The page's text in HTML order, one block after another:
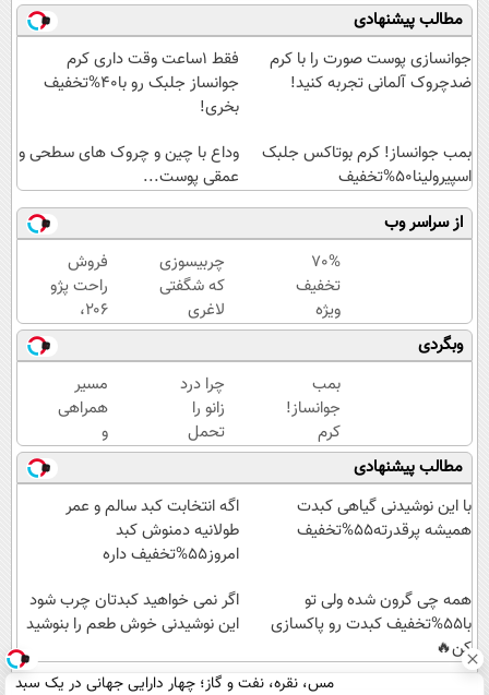
مطالب پیشنهادی
جوانسازی پوست صورت را با کرم
ضدچروک آلمانی تجربه کنید!
فقط 1ساعت وقت داری کرم
جوانساز جلبک رو با40%تخفیف
بخری!
بمب جوانساز! کرم بوتاکس جلبک
اسپیرولینا50%تخفیف
وداع با چین و چروک های سطحی و
عمقی پوست...
از سراسر وب
70%
تخفیف
ویژه
جین
وست
+
خرید
در4
قسطه
چربیسوزی
که شگفتی
لاغری
آسان را
رقم زد!
فروش
راحت پژو
۲۰6،
بدون
کمیسیون
و دردسر
وبگردی
بمب
جوانساز!
کرم
بوتاکس
جلبک
اسپیرولینا50%تخفیف
چرا درد
زانو را
تحمل
می‌کنی؟
خیلی
ساده
درمنزل
درمانش
مسیر
همراهی
و
گزارش
عملکرد
گروه
در
مطالب پیشنهادی
با این نوشیدنی گیاهی کبدت
همیشه پرقدرته55%تخفیف
اگه انتخابت کبد سالم و عمر
طولانیه دمنوش کبد
امروز55%تخفیف داره
همه چی گرون شده ولی تو
با55%تخفیف کبدت رو پاکسازی
کن🔥
اگر نمی خواهید کبدتان چرب شود
این نوشیدنی خوش طعم را بنوشید
مس، نقره، نفت و گاز؛ چهار دارایی جهانی در یک سبد